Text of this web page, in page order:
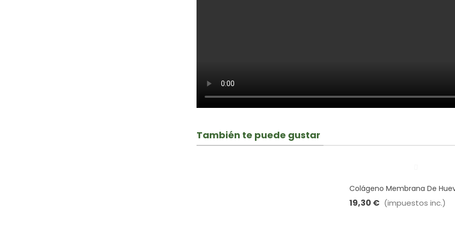
También te puede gustar
Colágeno Membrana De
Tongil · 30 Cápsulas
19,30 € (impuestos inc.)